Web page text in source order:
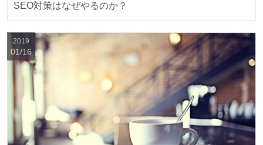
SEO対策はなぜやるのか？
2019
01/16